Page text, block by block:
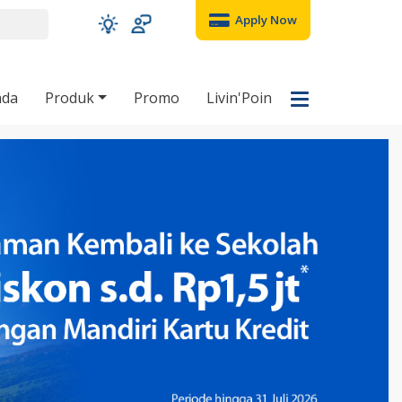
Apply Now
Produk Promo Livin'Poin